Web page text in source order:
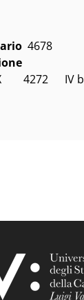
4678
4272      IV b